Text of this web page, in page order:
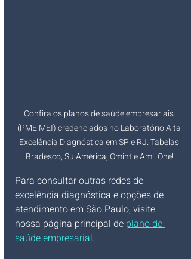
Confira os planos de saúde empresariais
(PME MEI) credenciados no Laboratório Alta
Excelência Diagnóstica em SP e RJ. Tabelas
Bradesco, SulAmérica, Omint e Amil One!
Para consultar outras redes de
excelência diagnóstica e opções de
atendimento em São Paulo, visite
nossa página principal de plano de
saúde empresarial.